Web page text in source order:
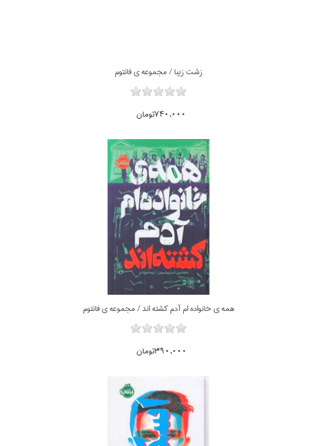
زشت زيبا / مجموعه ي فانتوم
740,000تومان
همه ي خانواده ام آدم كشته اند / مجموعه ي فانتوم
390,000تومان